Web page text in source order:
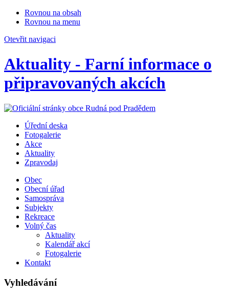
Rovnou na obsah
Rovnou na menu
Otevřit navigaci
Aktuality - Farní informace o
připravovaných akcích
Úřední deska
Fotogalerie
Akce
Aktuality
Zpravodaj
Obec
Obecní úřad
Samospráva
Subjekty
Rekreace
Volný čas
Aktuality
Kalendář akcí
Fotogalerie
Kontakt
Vyhledávání